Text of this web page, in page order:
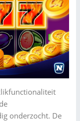
onderzocht. De